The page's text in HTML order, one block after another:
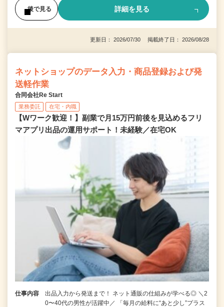
後で見る 詳細を見る
更新日： 2026/07/30 掲載終了日： 2026/08/28
ネットショップのデータ入力・商品登録および発
送軽作業
合同会社Re Start
業務委託 在宅・内職
【Wワーク歓迎！】副業で月15万円前後を見込めるフリ
マアプリ出品の運用サポート！未経験／在宅OK
仕事内容
出品入力から発送まで！ ネット通販の仕組みが学べる◎ ＼2
0〜40代の男性が活躍中／ 「毎月の給料に“あと少し”プラス